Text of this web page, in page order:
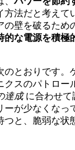
方法だと考えて
の壁を破るため
的な電源を積極
のとおりです。
クスのパトロー
達成に合わせて
ーが少なくなっ
つと、脆弱な状